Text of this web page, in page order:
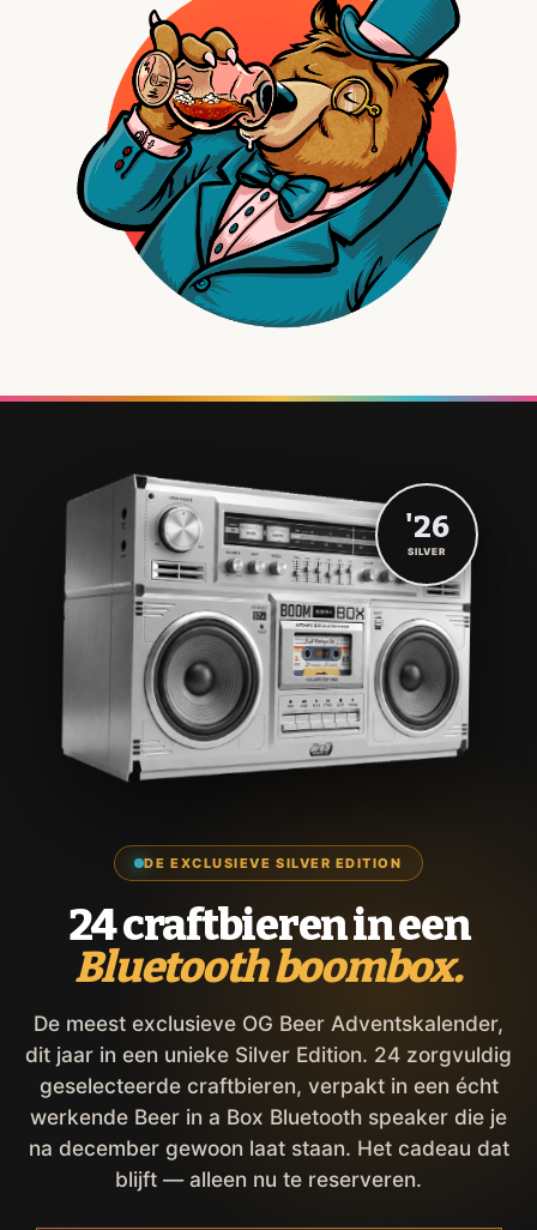
DE EXCLUSIEVE SILVER EDITION
24 craftbieren in een
Bluetooth boombox.
De meest exclusieve OG Beer Adventskalender,
dit jaar in een unieke Silver Edition. 24 zorgvuldig
geselecteerde craftbieren, verpakt in een écht
werkende Beer in a Box Bluetooth speaker die je
na december gewoon laat staan. Het cadeau dat
blijft — alleen nu te reserveren.
'26
SILVER